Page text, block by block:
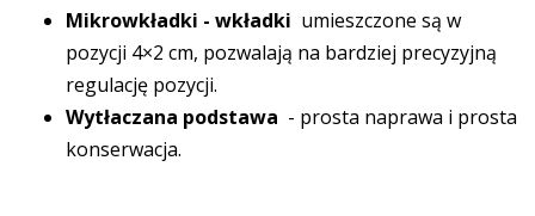
Mikrowkładki - wkładki umieszczone są w
pozycji 4×2 cm, pozwalają na bardziej precyzyjną
regulację pozycji.
Wytłaczana podstawa - prosta naprawa i prosta
konserwacja.